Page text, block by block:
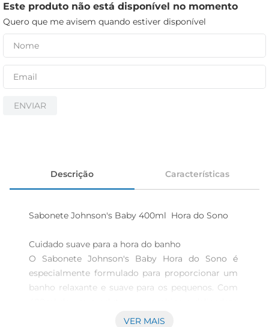
Este produto não está disponível no momento
Quero que me avisem quando estiver disponível
ENVIAR
Descrição Características
Sabonete Johnson's Baby 400ml  Hora do Sono
Cuidado suave para a hora do banho
O Sabonete Johnson's Baby Hora do Sono é
especialmente formulado para proporcionar um
banho relaxante e suave para os pequenos. Com
da fórmula com o aroma suave, ele transforma o
VER MAIS
papel higiênico
cerveja